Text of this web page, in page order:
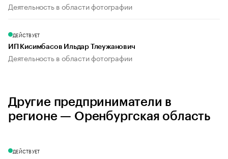
Деятельность в области фотографии
ДЕЙСТВУЕТ
ИП Кисимбасов Ильдар Тлеужанович
Деятельность в области фотографии
Другие предприниматели в
регионе — Оренбургская область
ДЕЙСТВУЕТ